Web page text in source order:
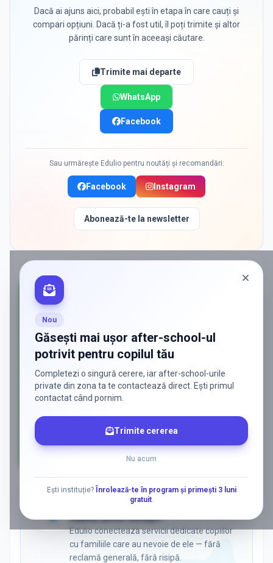
Dacă ai ajuns aici, probabil ești în etapa în care cauți și
compari opțiuni. Dacă ți-a fost util, îl poți trimite și altor
părinți care sunt în aceeași căutare.
Trimite mai departe
WhatsApp
Facebook
Sau urmărește Edulio pentru noutăți și recomandări:
Facebook Instagram
Abonează-te la newsletter
Nou
Găsești mai ușor after-school-ul
potrivit pentru copilul tău
Completezi o singură cerere, iar after-school-urile
private din zona ta te contactează direct. Ești primul
contactat când pornim.
Trimite cererea
Nu acum
Ești instituție?
Înrolează-te în program și primești 3 luni
gratuit.
Vrei să ajungi la părinții care
caută activ soluții?
Edulio conectează servicii dedicate copiilor
cu familiile care au nevoie de ele — fără
reclamă generală, fără risipă.